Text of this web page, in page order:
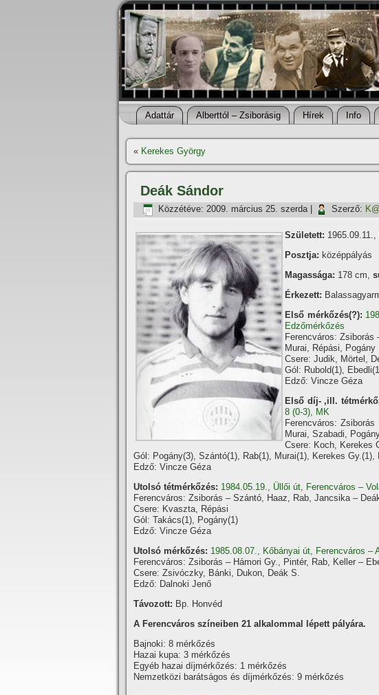
Adattár Alberttól – Zsiborásig Hí­rek Info
« Kerekes György
Deák Sándor
Közzétéve: 2009. március 25. szerda| Szerző:
Született: 1965.09.11.,
Posztja: középpályás
Magassága: 178 cm,
Érkezett:
Első mérkőzés(?):
Edzőmérkőzés
Ferencváros:
Murai, Répási, Pogány
Csere: Judik, Mörtel,
Gól: Rubold(1),
Edző: Vincze Géza
Első díj- ,ill.
8 (0-3), MK
Ferencváros:
Murai, Szabadi,
Csere: Koch, Kerekes
Gól: Pogány(3), Szántó(1), Rab(1), Murai(1), Kerekes Gy.(1),
Edző: Vincze Géza
Utolsó tétmérkőzés: 1984.05.19., Üllői út, Ferencváros –
Ferencváros: Zsiborás – Szántó, Haaz, Rab, Jancsika –
Csere: Kvaszta, Répási
Gól: Takács(1), Pogány(1)
Edző: Vincze Géza
Utolsó mérkőzés: 1985.08.07., Kőbányai út, Ferencváros –
Ferencváros: Zsiborás – Hámori Gy., Pintér, Rab, Keller –
Csere: Zsivóczky, Bánki, Dukon, Deák S.
Edző: Dalnoki Jenő
Távozott: Bp. Honvéd
A Ferencváros szí­neiben 21 alkalommal lépett pályára.
Bajnoki: 8 mérkőzés
Hazai kupa: 3 mérkőzés
Egyéb hazai dí­jmérkőzés: 1 mérkőzés
Nemzetközi barátságos és dí­jmérkőzés: 9 mérkőzés